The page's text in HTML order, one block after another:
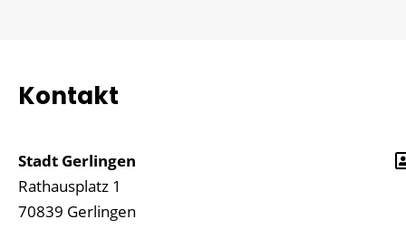
Kontakt
Stadt Gerlingen
Rathausplatz 1
70839 Gerlingen